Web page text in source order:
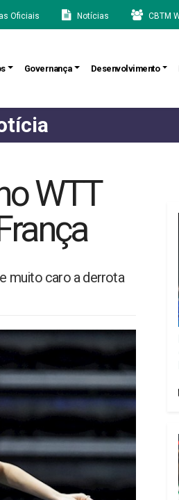
Oficiais Notícias CBTM
Governança Desenvolvimento
WTT
muito caro a derrota